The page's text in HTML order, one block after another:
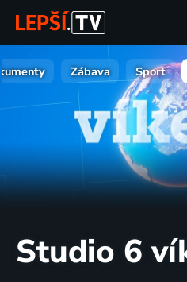
Zábava Sport
Studio 6